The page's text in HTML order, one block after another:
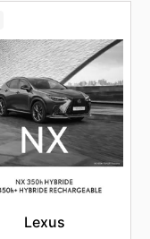
Lexus